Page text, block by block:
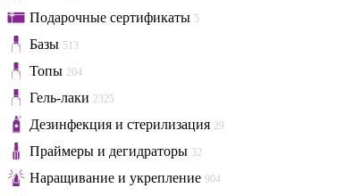
Подарочные сертификаты 5
Базы 513
Топы 204
Гель-лаки 2325
Дезинфекция и стерилизация 29
Праймеры и дегидраторы 32
Наращивание и укрепление 904